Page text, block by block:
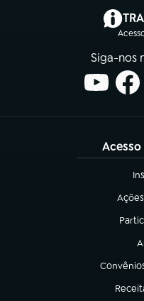
Siga-nos
(abre
(abre
(abre em
(abre